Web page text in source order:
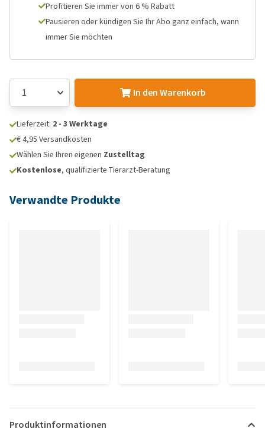
Profitieren Sie immer von 6 % Rabatt
Pausieren oder kündigen Sie Ihr Abo ganz einfach, wann
immer Sie möchten
In den Warenkorb
Lieferzeit: 2 - 3 Werktage
€ 4,95 Versandkosten
Wählen Sie Ihren eigenen Zustelltag
Kostenlose, qualifizierte Tierarzt-Beratung
Verwandte Produkte
Produktinformationen